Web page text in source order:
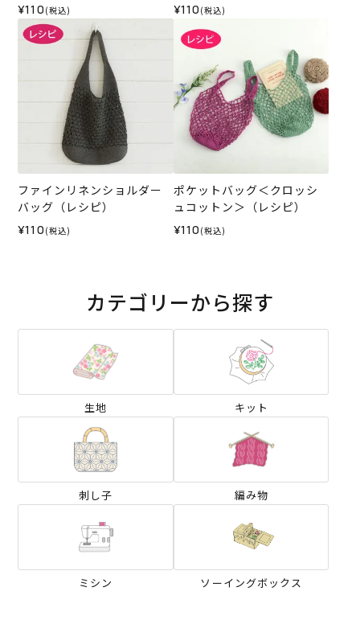
¥110 (税込) ¥110 (税込)
ファインリネンショルダー
バッグ（レシピ）
¥110 (税込)
ポケットバッグ＜クロッシ
ュコットン＞（レシピ）
¥110 (税込)
カテゴリーから探す
生地 キット
刺し子 編み物
ミシン ソーイングボックス